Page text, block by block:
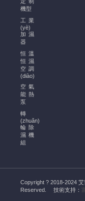
調
(diào)
機型
工業
(yè)
加濕
器
恒溫
恒濕
空調
(diào)
空氣
能熱
泵
轉
(zhuǎn)
輪除
濕機
組
Copyright ? 2018-2024
Reserved.
技術支持：